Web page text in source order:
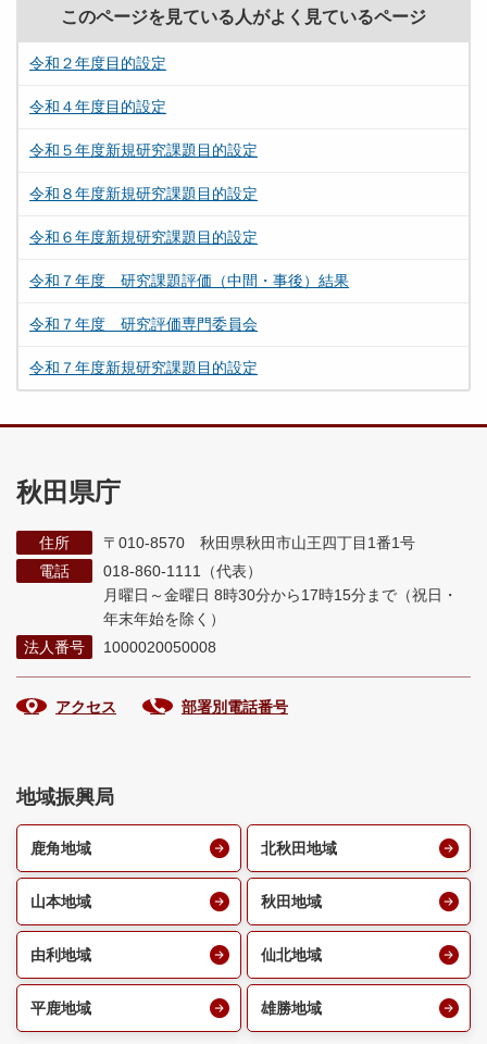
このページを見ている人がよく見ているページ
令和２年度目的設定
令和４年度目的設定
令和５年度新規研究課題目的設定
令和８年度新規研究課題目的設定
令和６年度新規研究課題目的設定
令和７年度 研究課題評価（中間・事後）結果
令和７年度 研究評価専門委員会
令和７年度新規研究課題目的設定
秋田県庁
住所
〒010-8570 秋田県秋田市山王四丁目1番1号
電話
018-860-1111（代表）
月曜日～金曜日 8時30分から17時15分まで （祝日・
年末年始を除く）
法人番号
1000020050008
アクセス 部署別電話番号
地域振興局
鹿角地域 北秋田地域
山本地域 秋田地域
由利地域 仙北地域
平鹿地域 雄勝地域